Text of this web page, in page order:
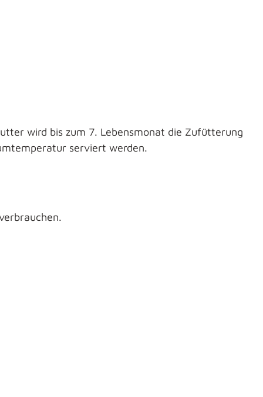
wird bis zum 7. Lebensmonat die Zufütterung
serviert werden.